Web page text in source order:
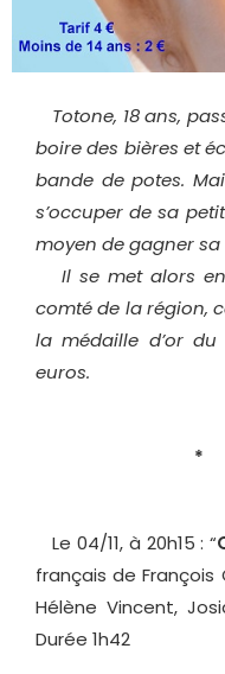
Totone, 18 ans,
boire des bières et
bande de potes.
s’occuper de sa
moyen de gagner sa
Il se met alors
comté de la région,
la médaille d’or
euros.
*
Le 04/11, à 20h15 : “
français de François
Hélène Vincent,
Durée 1h42